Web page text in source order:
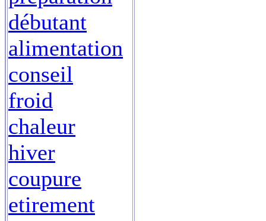
débutant
alimentation
conseil
froid
chaleur
hiver
coupure
etirement